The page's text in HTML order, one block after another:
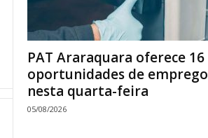
PAT Araraquara oferece 16
oportunidades de emprego
nesta quarta-feira
05/08/2026